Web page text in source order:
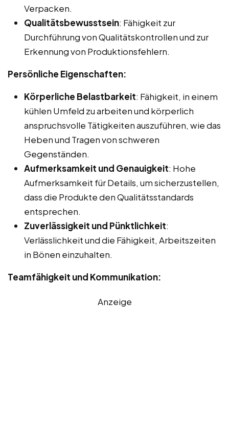
Verpacken.
Qualitätsbewusstsein: Fähigkeit zur
Durchführung von Qualitätskontrollen und zur
Erkennung von Produktionsfehlern.
Persönliche Eigenschaften:
Körperliche Belastbarkeit: Fähigkeit, in einem
kühlen Umfeld zu arbeiten und körperlich
anspruchsvolle Tätigkeiten auszuführen, wie das
Heben und Tragen von schweren
Gegenständen.
Aufmerksamkeit und Genauigkeit: Hohe
Aufmerksamkeit für Details, um sicherzustellen,
dass die Produkte den Qualitätsstandards
entsprechen.
Zuverlässigkeit und Pünktlichkeit:
Verlässlichkeit und die Fähigkeit, Arbeitszeiten
in Bönen einzuhalten.
Teamfähigkeit und Kommunikation:
Anzeige